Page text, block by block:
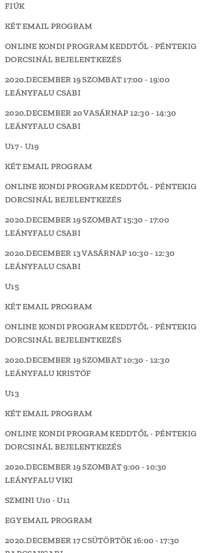
FIÚK
KÉT EMAIL PROGRAM
ONLINE KONDI PROGRAM KEDDTŐL - PÉNTEKIG
DORCSINÁL BEJELENTKEZÉS
2020.DECEMBER 19 SZOMBAT17:00 - 19:00
LEÁNYFALU CSABI
2020.DECEMBER 20 VASÁRNAP 12:30 - 14:30
LEÁNYFALU CSABI
U17 - U19
KÉT EMAIL PROGRAM
ONLINE KONDI PROGRAM KEDDTŐL - PÉNTEKIG
DORCSINÁL BEJELENTKEZÉS
2020.DECEMBER 19 SZOMBAT15:30 - 17:00
LEÁNYFALU CSABI
2020.DECEMBER 13 VASÁRNAP 10:30 - 12:30
LEÁNYFALU CSABI
U15
KÉT EMAIL PROGRAM
ONLINE KONDI PROGRAM KEDDTŐL - PÉNTEKIG
DORCSINÁL BEJELENTKEZÉS
2020.DECEMBER 19 SZOMBAT10:30 - 12:30
LEÁNYFALU KRISTÓF
U13
KÉT EMAIL PROGRAM
ONLINE KONDI PROGRAM KEDDTŐL - PÉNTEKIG
DORCSINÁL BEJELENTKEZÉS
2020.DECEMBER 19 SZOMBAT9:00 - 10:30
LEÁNYFALUVIKI
SZMINI U10 - U11
EGY EMAIL PROGRAM
2020.DECEMBER 17 CSÜTÖRTÖK 16:00 - 17:30